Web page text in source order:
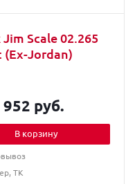
Scale 02.265
(Ex-Jordan)
952 руб.
В корзину
ТК